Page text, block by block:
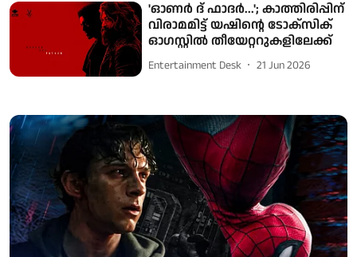
'ഓണർ ദ് ഫാദർ...'; കാത്തിരിപ്പിന്
വിരാമമിട്ട് യഷിന്റെ ടോക്സിക്
ഓഗസ്റ്റിൽ തീയേറ്ററുകളിലേക്ക്
Entertainment Desk 21 Jun 2026